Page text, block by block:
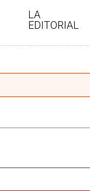
LA
EDITORIAL